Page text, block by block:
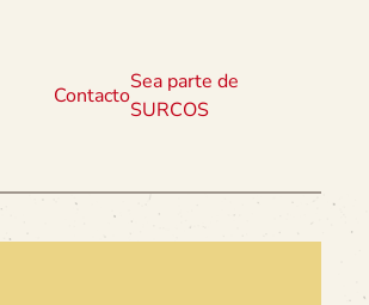
Contacto
Sea parte de
SURCOS